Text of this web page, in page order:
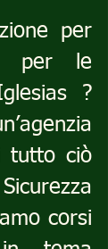
per
per le
?
tutto ciò
corsi